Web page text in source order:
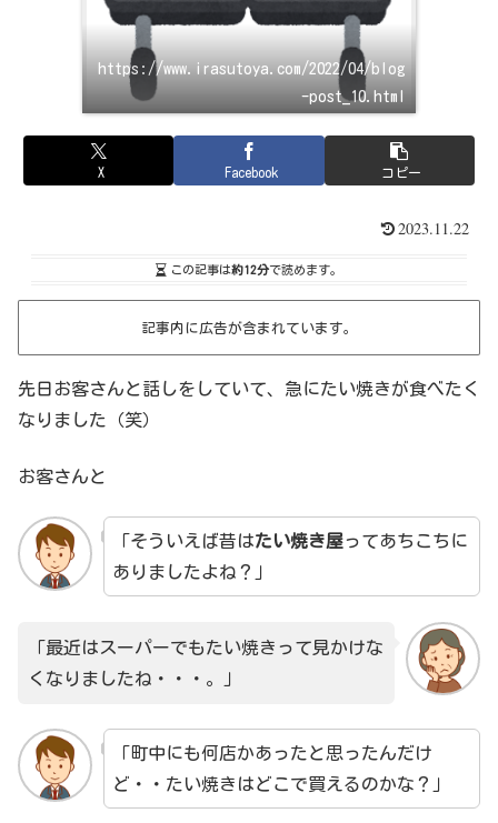
https://www.irasutoya.com/2022/04/blog
-post_10.html
X Facebook コピー
2023.11.22
この記事は約12分で読めます。
記事内に広告が含まれています。
先日お客さんと話しをしていて、急にたい焼きが食べたく
なりました（笑）
お客さんと
「そういえば昔はたい焼き屋ってあちこちに
ありましたよね？」
「最近はスーパーでもたい焼きって見かけな
くなりましたね・・・。」
「町中にも何店かあったと思ったんだけ
ど・・たい焼きはどこで買えるのかな？」